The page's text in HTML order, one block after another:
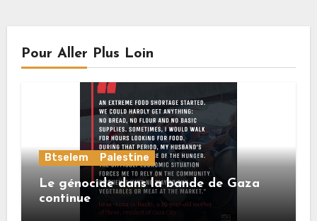
Pour Aller Plus Loin
Btselem Palestine
Le génocide dans la bande de Gaza
continue